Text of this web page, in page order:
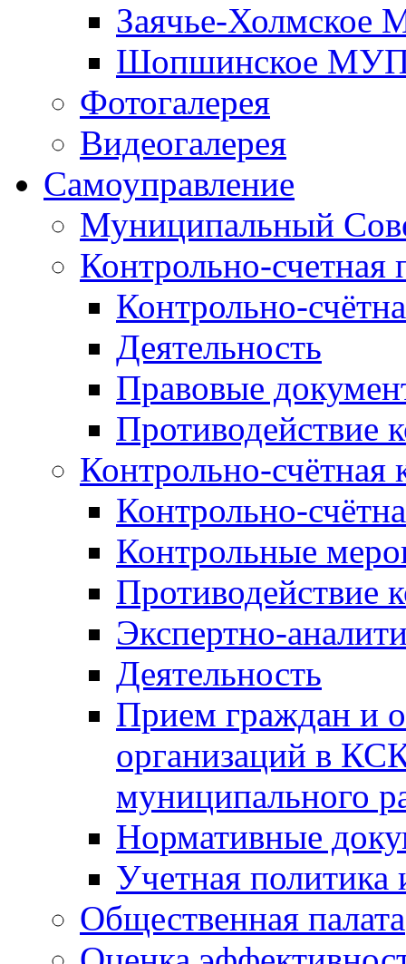
Заячье-
Шопшинское
Фотогалерея
Видеогалерея
Самоуправление
Муниципальный
Контрольно-счетная
Контрольно-
Деятельность
Правовые
Противодействие
Контрольно-счётная
Контрольно-
Контрольные
Противодействие
Экспертно-
Деятельность
Прием граждан и
организаций в
муниципального
Нормативные
Учетная политика
Общественная палата